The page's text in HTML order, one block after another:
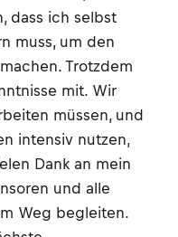
dass ich selbst
muss, um den
Trotzdem
mit. Wir
müssen, und
intensiv nutzen,
Dank an mein
und alle
Weg begleiten.